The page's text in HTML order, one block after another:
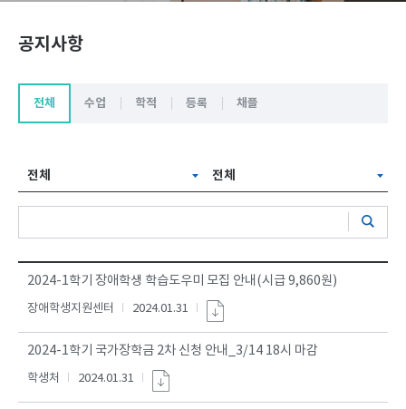
공지사항
전체 수업 학적 등록 채플
전체 전체
2024-1학기 장애학생 학습도우미 모집 안내(시급 9,860원)
장애학생지원센터 2024.01.31
2024-1학기 국가장학금 2차 신청 안내_3/14 18시 마감
학생처 2024.01.31